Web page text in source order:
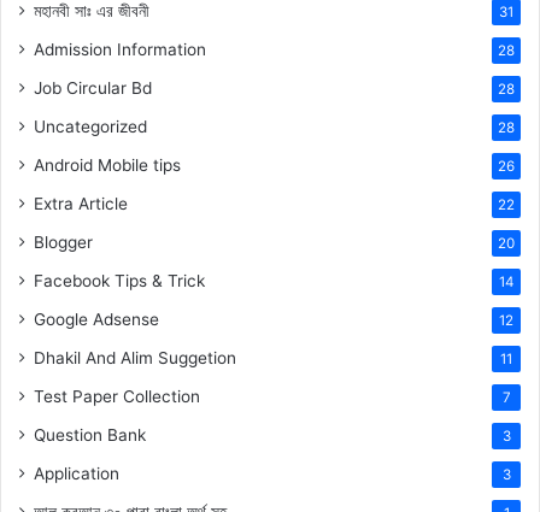
মহানবী সাঃ এর জীবনী 31
Admission Information 28
Job Circular Bd 28
Uncategorized 28
Android Mobile tips 26
Extra Article 22
Blogger 20
Facebook Tips & Trick 14
Google Adsense 12
Dhakil And Alim Suggetion 11
Test Paper Collection 7
Question Bank 3
Application 3